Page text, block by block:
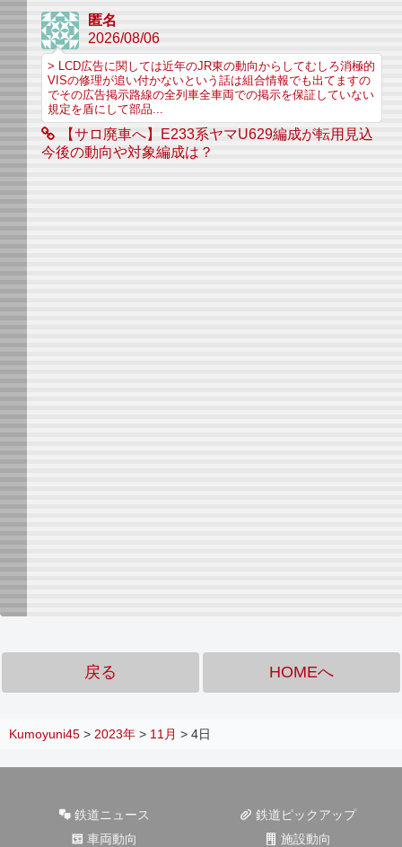
匿名
2026/08/06
> LCD広告に関しては近年のJR東の動向からしてむしろ消極的
VISの修理が追い付かないという話は組合情報でも出てますの
でその広告掲示路線の全列車全車両での掲示を保証していない
規定を盾にして部品...
【サロ廃車へ】E233系ヤマU629編成が転用見込
今後の動向や対象編成は？
戻る HOMEへ
Kumoyuni45 > 2023年 > 11月 > 4日
鉄道ニュース
鉄道ピックアップ
車両動向
施設動向